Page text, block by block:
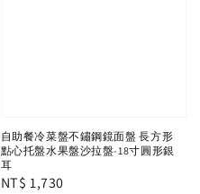
自助餐冷菜盤不鏽鋼鏡面盤 長方形
點心托盤水果盤沙拉盤-18寸圓形銀
耳
Regular
NT$ 1,730